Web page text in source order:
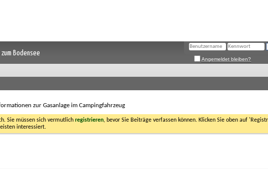
Bodensee
Angemeldet bleiben?
zur Gasanlage im Campingfahrzeug
Sie müssen sich vermutlich registrieren, bevor Sie Beiträge verfassen können. Klicken Sie oben auf
interessiert.